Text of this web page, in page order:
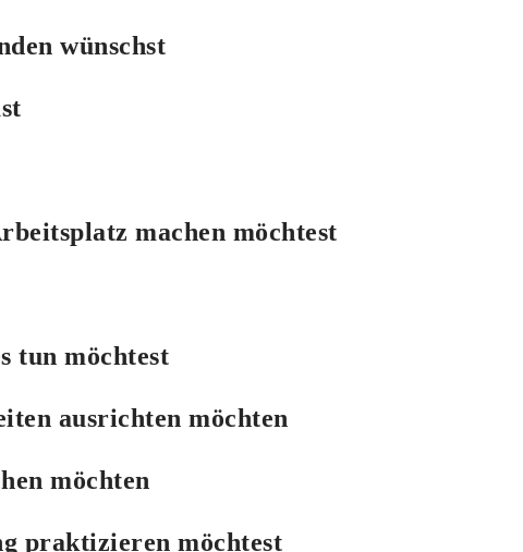
wünschst
machen möchtest
tun möchtest
ausrichten möchten​
möchten
praktizieren möchtest